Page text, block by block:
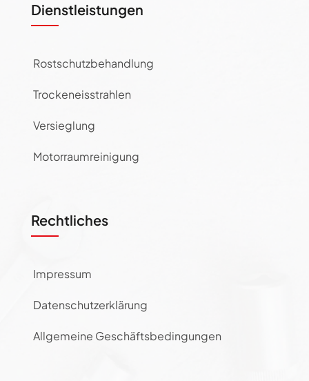
Dienstleistungen
Rostschutzbehandlung
Trockeneisstrahlen
Versieglung
Motorraumreinigung
Rechtliches
Impressum
Datenschutzerklärung
Allgemeine Geschäftsbedingungen